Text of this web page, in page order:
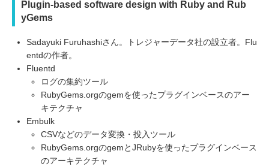
Plugin-based software design with Ruby and Rub
yGems
Sadayuki Furuhashiさん。トレジャーデータ社の設立者。Flu
entdの作者。
Fluentd
ログの集約ツール
RubyGems.orgのgemを使ったプラグインベースのアー
キテクチャ
Embulk
CSVなどのデータ変換・投入ツール
RubyGems.orgのgemとJRubyを使ったプラグインベース
のアーキテクチャ